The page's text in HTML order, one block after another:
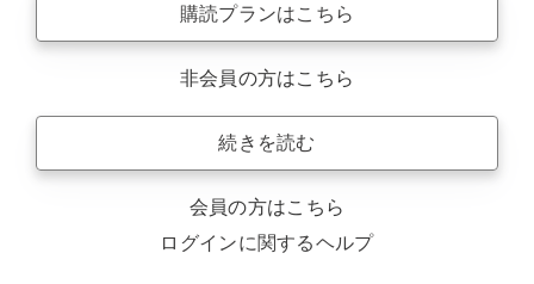
購読プランはこちら
非会員の方はこちら
続きを読む
会員の方はこちら
ログインに関するヘルプ